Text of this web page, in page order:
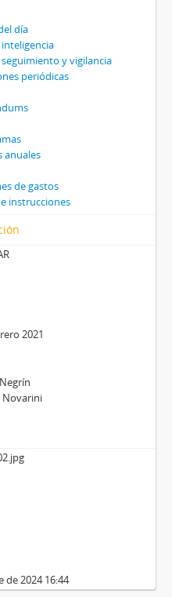
día
y vigilancia
periódicas
anuales
de gastos
instrucciones
2021
Novarini
de 2024 16:44